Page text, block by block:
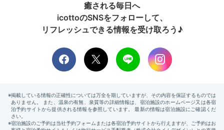
hongo555さんの投稿
召し上がれ。丁寧に作られた色とりどりのお惣菜やほか
ほかのごはん等、朝から食欲を掻き立てられます。しっ
かり味わって、一日を元気にスタートしてくださいね。
癒される毎日へ
icottoのSNSをフォローして、
リフレッシュできる情報を受け取ろう♪